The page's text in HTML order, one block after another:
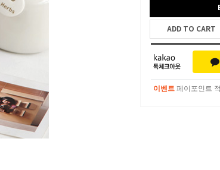
ADD TO CART
이벤트 페이포인트